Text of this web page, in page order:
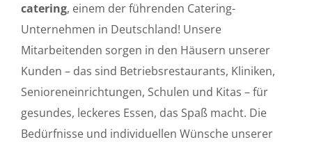
catering, einem der führenden Catering-
Unternehmen in Deutschland! Unsere
Mitarbeitenden sorgen in den Häusern unserer
Kunden – das sind Betriebsrestaurants, Kliniken,
Senioreneinrichtungen, Schulen und Kitas – für
gesundes, leckeres Essen, das Spaß macht. Die
Bedürfnisse und individuellen Wünsche unserer